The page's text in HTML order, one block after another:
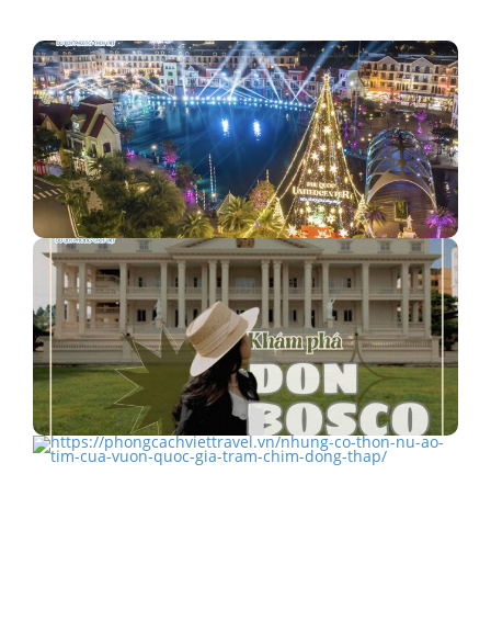
TOUR HÀNH HƯƠNG CHÂU ĐỐC 1N1Đ
Tọa độ checkin Giáng sinh cực hot tại Phú Quốc
United…
Nhà thờ Don Bosco - Trời Âu giữa lòng Đà Lạt